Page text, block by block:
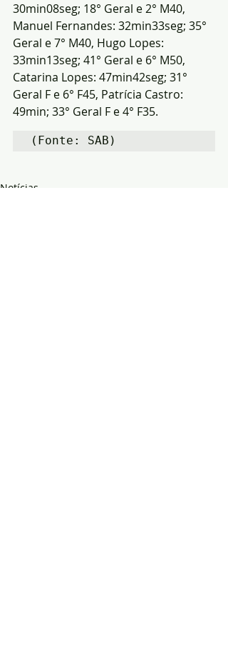
30min08seg; 18° Geral e 2° M40,
Manuel Fernandes: 32min33seg; 35°
Geral e 7° M40, Hugo Lopes:
33min13seg; 41° Geral e 6° M50,
Catarina Lopes: 47min42seg; 31°
Geral F e 6° F45, Patrícia Castro:
49min; 33° Geral F e 4° F35.
(Fonte: SAB)
Notícias